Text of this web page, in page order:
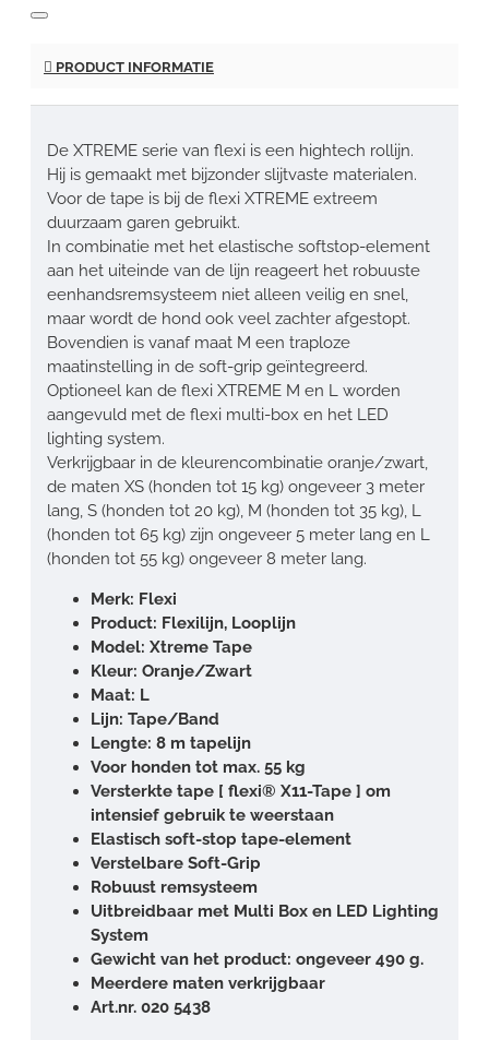
PRODUCT INFORMATIE
De XTREME serie van flexi is een hightech rollijn.
Hij is gemaakt met bijzonder slijtvaste materialen.
Voor de tape is bij de flexi XTREME extreem
duurzaam garen gebruikt.
In combinatie met het elastische softstop-element
aan het uiteinde van de lijn reageert het robuuste
eenhandsremsysteem niet alleen veilig en snel,
maar wordt de hond ook veel zachter afgestopt.
Bovendien is vanaf maat M een traploze
maatinstelling in de soft-grip geïntegreerd.
Optioneel kan de flexi XTREME M en L worden
aangevuld met de flexi multi-box en het LED
lighting system.
Verkrijgbaar in de kleurencombinatie oranje/zwart,
de maten XS (honden tot 15 kg) ongeveer 3 meter
lang, S (honden tot 20 kg), M (honden tot 35 kg), L
(honden tot 65 kg) zijn ongeveer 5 meter lang en L
(honden tot 55 kg) ongeveer 8 meter lang.
Merk: Flexi
Product: Flexilijn, Looplijn
Model: Xtreme Tape
Kleur: Oranje/Zwart
Maat: L
Lijn: Tape/Band
Lengte: 8 m tapelijn
Voor honden tot max. 55 kg
Versterkte tape [ flexi® X11-Tape ] om
intensief gebruik te weerstaan
Elastisch soft-stop tape-element
Verstelbare Soft-Grip
Robuust remsysteem
Uitbreidbaar met Multi Box en LED Lighting
System
Gewicht van het product: ongeveer 490 g.
Meerdere maten verkrijgbaar
Art.nr. 020 5438